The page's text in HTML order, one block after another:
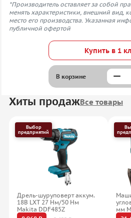
*Производитель оставляет за собой
менять характеристики, внешний вид,
место его производства. Указанная
публичной офертой
Купить в 1
В корзине
Хиты продажВсе товары
Выбор
предприятий
Дрель-шуруповерт аккум.
18В LXT 27 Нм/50 Нм
Makita DDF485Z
мм